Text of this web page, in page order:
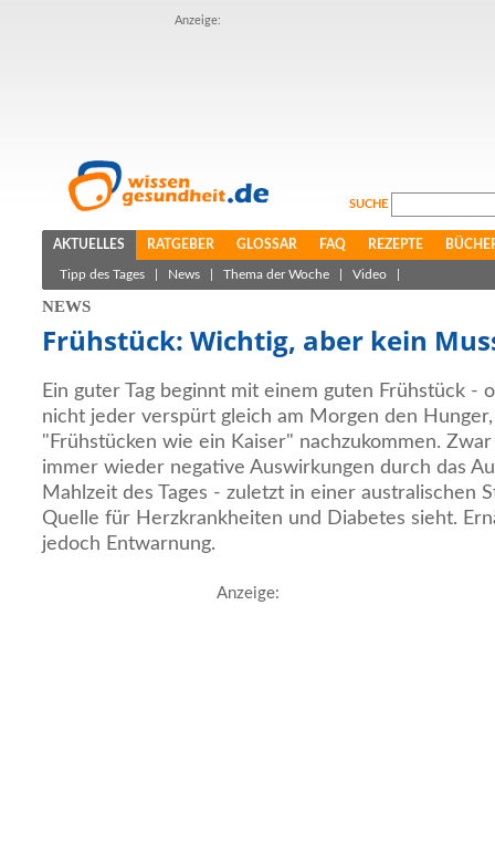
Anzeige:
SUCHE
AKTUELLES RATGEBER GLOSSAR FAQ REZEPTE
Tipp des Tages News Thema der Woche Video
NEWS
Frühstück: Wichtig, aber kein
Ein guter Tag beginnt mit einem guten Frühstück -
nicht jeder verspürt gleich am Morgen den
"Frühstücken wie ein Kaiser" nachzukommen.
immer wieder negative Auswirkungen durch das
Mahlzeit des Tages - zuletzt in einer australischen
Quelle für Herzkrankheiten und Diabetes sieht.
jedoch Entwarnung.
Anzeige: